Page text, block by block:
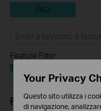
FAQ
Feature Filter:
Troubleshooting
FAQs
Your Privacy
Questo sito utilizza i
di navigazione,